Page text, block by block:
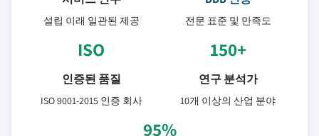
설립 이래 일관된 제공 전문 표준 및 만족도
ISO
인증된 품질
ISO 9001-2015 인증 회사
150+
연구 분석가
10개 이상의 산업 분야
95%